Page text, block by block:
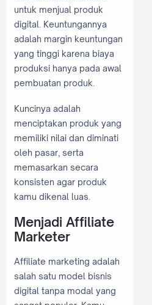
untuk menjual produk
digital. Keuntungannya
adalah margin keuntungan
yang tinggi karena biaya
produksi hanya pada awal
pembuatan produk.
Kuncinya adalah
menciptakan produk yang
memiliki nilai dan diminati
oleh pasar, serta
memasarkan secara
konsisten agar produk
kamu dikenal luas.
Menjadi Affiliate
Marketer
Affiliate marketing adalah
salah satu model bisnis
digital tanpa modal yang